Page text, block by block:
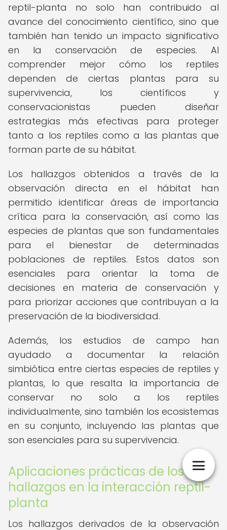
reptil-planta no solo han contribuido al
avance del conocimiento científico, sino que
también han tenido un impacto significativo
en la conservación de especies. Al
comprender mejor cómo los reptiles
dependen de ciertas plantas para su
supervivencia, los científicos y
conservacionistas pueden diseñar
estrategias más efectivas para proteger
tanto a los reptiles como a las plantas que
forman parte de su hábitat.
Los hallazgos obtenidos a través de la
observación directa en el hábitat han
permitido identificar áreas de importancia
crítica para la conservación, así como las
especies de plantas que son fundamentales
para el bienestar de determinadas
poblaciones de reptiles. Estos datos son
esenciales para orientar la toma de
decisiones en materia de conservación y
para priorizar acciones que contribuyan a la
preservación de la biodiversidad.
Además, los estudios de campo han
ayudado a documentar la relación
simbiótica entre ciertas especies de reptiles y
plantas, lo que resalta la importancia de
conservar no solo a los reptiles
individualmente, sino también los ecosistemas
en su conjunto, incluyendo las plantas que
son esenciales para su supervivencia.
Aplicaciones prácticas de los
hallazgos en la interacción reptil-
planta
Los hallazgos derivados de la observación